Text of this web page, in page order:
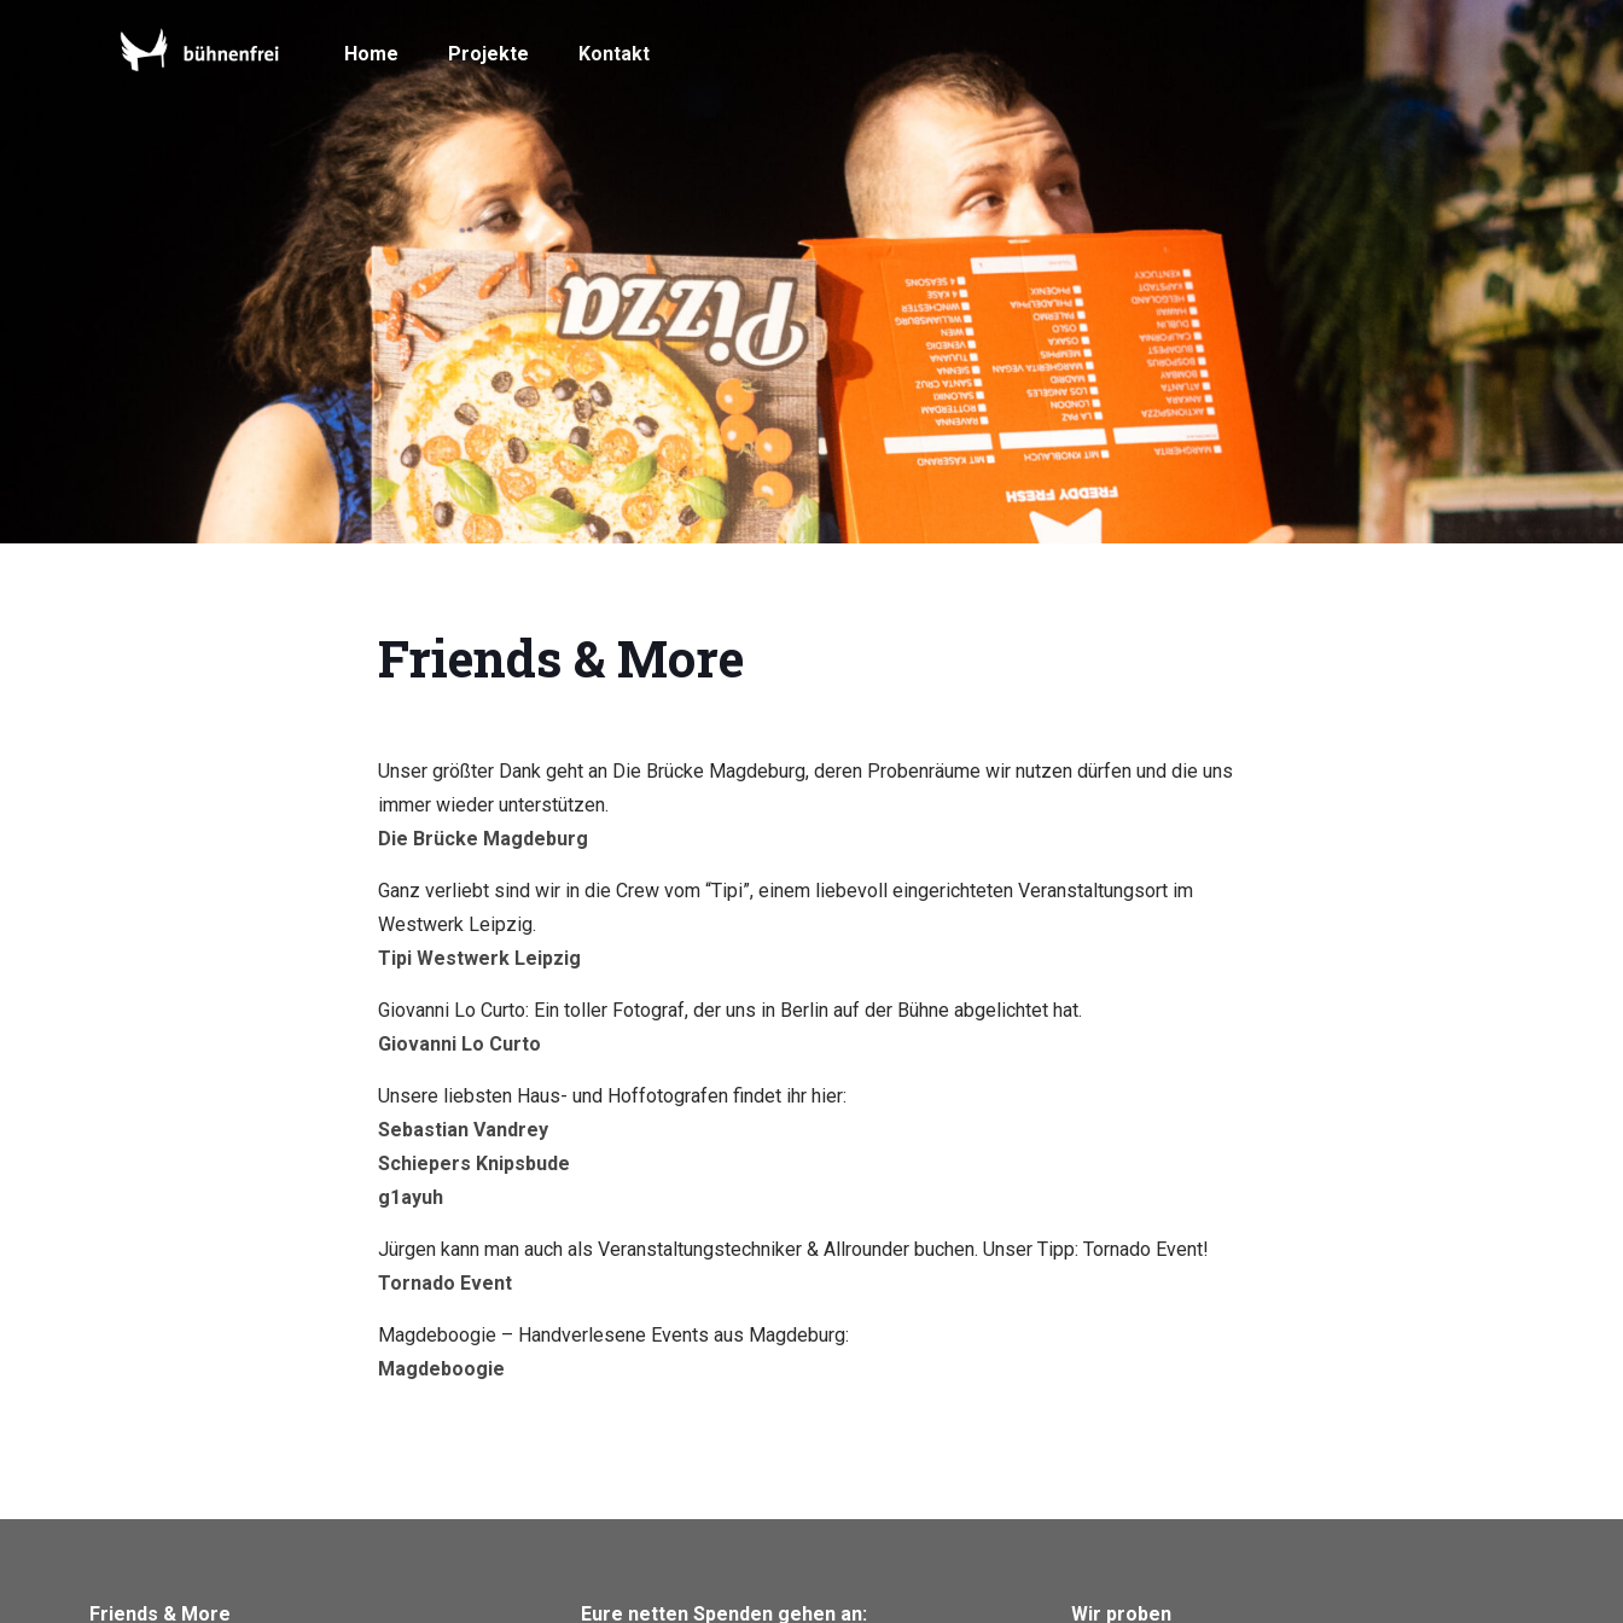
Home Projekte Kontakt
Friends & More
Unser größter Dank geht an Die Brücke Magdeburg, deren Probenräume wir nutzen dürfen und die uns
immer wieder unterstützen.
Die Brücke Magdeburg
Ganz verliebt sind wir in die Crew vom “Tipi”, einem liebevoll eingerichteten Veranstaltungsort im
Westwerk Leipzig.
Tipi Westwerk Leipzig
Giovanni Lo Curto: Ein toller Fotograf, der uns in Berlin auf der Bühne abgelichtet hat.
Giovanni Lo Curto
Unsere liebsten Haus- und Hoffotografen findet ihr hier:
Sebastian Vandrey
Schiepers Knipsbude
g1ayuh
Jürgen kann man auch als Veranstaltungstechniker & Allrounder buchen. Unser Tipp: Tornado Event!
Tornado Event
Magdeboogie – Handverlesene Events aus Magdeburg:
Magdeboogie
Friends & More Eure netten Spenden gehen an: Wir proben